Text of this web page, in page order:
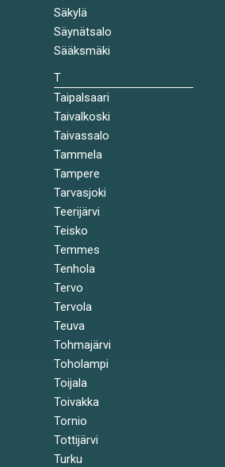
Säkylä
Säynätsalo
Sääksmäki
T
Taipalsaari
Taivalkoski
Taivassalo
Tammela
Tampere
Tarvasjoki
Teerijärvi
Teisko
Temmes
Tenhola
Tervo
Tervola
Teuva
Tohmajärvi
Toholampi
Toijala
Toivakka
Tornio
Tottijärvi
Turku